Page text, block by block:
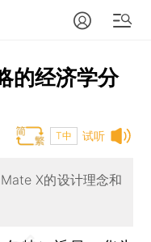
的经济学分
试听
T中
X的设计理念和